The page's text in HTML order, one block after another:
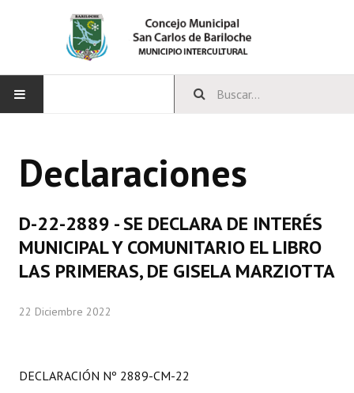
CONCEJO
Integrantes del Concejo
Comisiones Permanentes
Comisiones Especiales
Programas
Declaraciones
D-22-2889 - SE DECLARA DE INTERÉS
MUNICIPAL Y COMUNITARIO EL LIBRO
LAS PRIMERAS, DE GISELA MARZIOTTA
22 Diciembre 2022
DECLARACIÓN Nº 2889-CM-22